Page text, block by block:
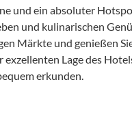
und ein absoluter
und kulinarischen
Märkte und genießen
Lage des
erkunden.